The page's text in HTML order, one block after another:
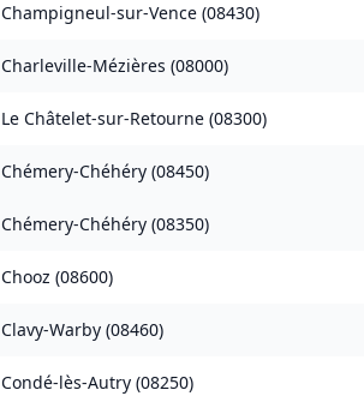
Champigneul-sur-Vence (08430)
Charleville-Mézières (08000)
Le Châtelet-sur-Retourne (08300)
Chémery-Chéhéry (08450)
Chémery-Chéhéry (08350)
Chooz (08600)
Clavy-Warby (08460)
Condé-lès-Autry (08250)